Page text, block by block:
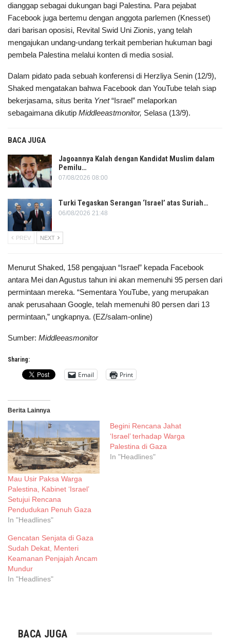
dianggap sebagai dukungan bagi Palestina. Para pejabat
Facebook juga bertemu dengan anggota parlemen (Knesset)
dari barisan oposisi, Revital Swid Uni Zionis, yang telah
mengajukan undang-undang terkait pemberian hukuman bagi
pembela Palestina melalui konten di media sosial.
Dalam pidato pada sebuah konferensi di Herzliya Senin (12/9),
Shaked mengatakan bahwa Facebook dan YouTube telah siap
bekerjasama, situs berita Ynet“Israel” melaporkan
sebagaimana dikutip Middleeastmonitor, Selasa (13/9).
BACA JUGA
Jagoannya Kalah dengan Kandidat Muslim dalam
Pemilu…
07/08/2026 08:00
Turki Tegaskan Serangan ‘Israel’ atas Suriah…
06/08/2026 21:48
PREV NEXT
Menurut Shaked, 158 pengajuan “Israel” kepada Facebook
antara Mei dan Agustus tahun ini akan memenuhi 95 persen dari
permintaan mereka. “Sementara YouTube, yang merupakan
anak perusahaan Google, telah memenuhi 80 persen dari 13
permintaan,” ungkapnya. (EZ/salam-online)
Sumber: Middleeasmonitor
Sharing:
Email Print
Berita Lainnya
Mau Usir Paksa Warga
Palestina, Kabinet ‘Israel’
Setujui Rencana
Pendudukan Penuh Gaza
In "Headlines"
Begini Rencana Jahat
‘Israel’ terhadap Warga
Palestina di Gaza
In "Headlines"
Gencatan Senjata di Gaza
Sudah Dekat, Menteri
Keamanan Penjajah Ancam
Mundur
In "Headlines"
BACA JUGA